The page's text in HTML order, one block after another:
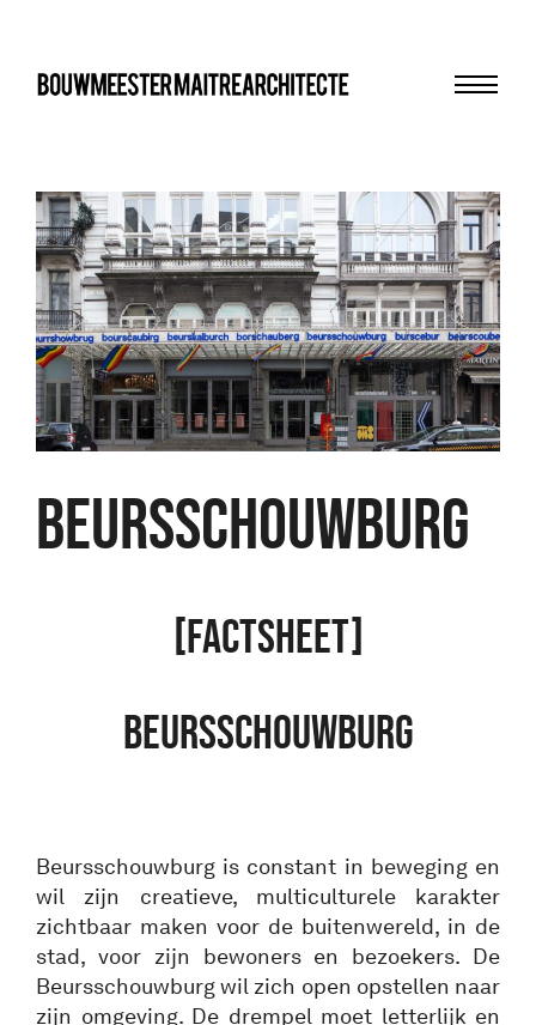
bma
BEURSSCHOUWBURG
[FACTSHEET]
BEURSSCHOUWBURG
Beursschouwburg is constant in beweging en
wil zijn creatieve, multiculturele karakter
zichtbaar maken voor de buitenwereld, in de
stad, voor zijn bewoners en bezoekers. De
Beursschouwburg wil zich open opstellen naar
zijn omgeving. De drempel moet letterlijk en